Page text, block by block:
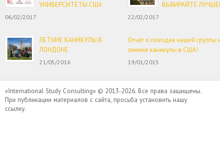
УНИВЕРСИТЕТЫ США
06/02/2017
ЛЕТНИЕ КАНИКУЛЫ В
ЛОНДОНЕ
21/05/2016
ВЫБИРАЙТЕ
22/02/2017
Отчёт о поездке нашей группы
зимние каникулы в США!
19/01/2015
«International Study Consulting» © 2013-2026. Все права защищены.
При публикации материалов с сайта, просьба установить нашу
ссылку.